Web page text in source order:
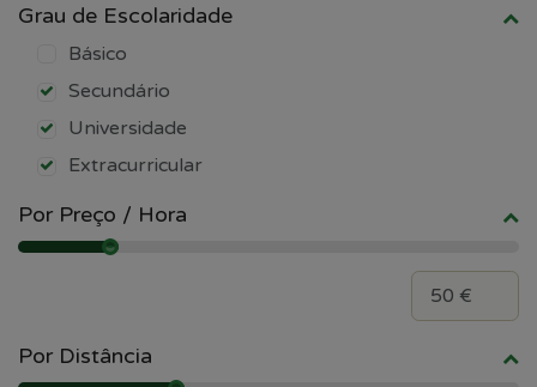
Grau de Escolaridade
Básico
Secundário
Universidade
Extracurricular
Por Preço / Hora
Por Distância